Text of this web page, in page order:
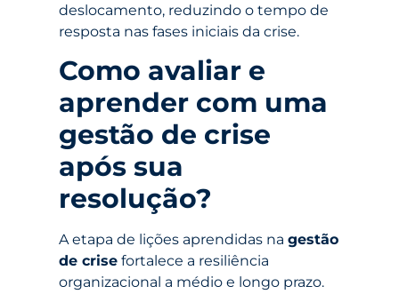
deslocamento, reduzindo o tempo de
resposta nas fases iniciais da crise.
Como avaliar e
aprender com uma
gestão de crise
após sua
resolução?
A etapa de lições aprendidas na gestão
de crise fortalece a resiliência
organizacional a médio e longo prazo.